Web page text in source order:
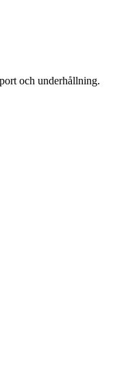
och underhållning.